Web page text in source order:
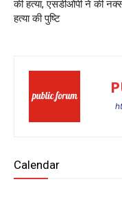
की हत्या, एसडीओपी ने की
हत्या की पुष्टि
Calendar